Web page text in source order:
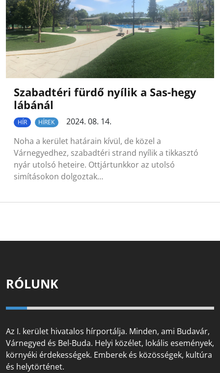
Szabadtéri fürdő nyílik a Sas-hegy
lábánál
HÍR HÍREK
2024. 08. 14.
Noha a kerület határain kívül, de közel a
Várnegyedhez, szabadtéri strand nyílik a tikkasztó
nyár utolsó heteire. Ottjártunkkor az utolsó
simításokon dolgoztak…
RÓLUNK
Az I. kerület hivatalos hírportálja. Minden, ami Budavár,
Várnegyed és Bel-Buda. Helyi közélet, lokális események,
környéki érdekességek. Emberek és közösségek, kultúra
és helytörténet.